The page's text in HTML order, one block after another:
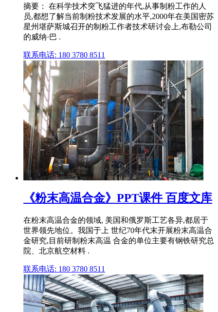
摘要： 在科学技术突飞猛进的年代,从事制粉工作的人
员,都想了解当前制粉技术发展的水平,2000年在美国密苏
星州堪萨斯城召开的制粉工作者技术研讨会上,布勒公司
的威纳·巴 .
联系电话: 180 3780 8511
《粉末高温合金》PPT课件 百度文库
在粉末高温合金的领域, 美国和俄罗斯工艺各异,都居于
世界领先地位。我国于上 世纪70年代末开展粉末高温合
金研究,目前研制粉末高温 合金的单位主要有钢铁研究总
院、北京航空材料 .
联系电话: 180 3780 8511